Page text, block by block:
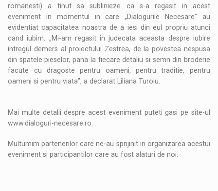
romanesti) a tinut sa sublinieze ca s-a regasit in acest
eveniment in momentul in care „Dialogurile Necesare” au
evidentiat capacitatea noastra de a iesi din eul propriu atunci
cand iubim. „Mi-am regasit in judecata aceasta despre iubire
intregul demers al proiectului Zestrea, de la povestea nespusa
din spatele pieselor, pana la fiecare detaliu si semn din broderie
facute cu dragoste pentru oameni, pentru traditie, pentru
oameni si pentru viata”, a declarat Liliana Turoiu.
Mai multe detalii despre acest eveniment puteti gasi pe site-ul
www.dialoguri-necesare.ro.
Multumim partenerilor care ne-au sprijinit in organizarea acestui
eveniment si participantilor care au fost alaturi de noi.